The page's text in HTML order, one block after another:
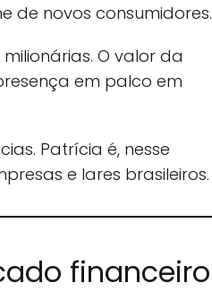
novos consumidores.
O valor da
em palco em
Patrícia é, nesse
e lares brasileiros.
financeiro